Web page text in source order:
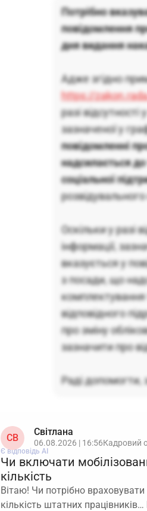
Потрібно
повідомлення
дня видання
Адже згідно
https://
разі
зазначеної у
повідомленні
надсилається
соціальної
розвідувального
Оскільки у разі
інформації,
вказується у
з посади, що
комплектування
відповідного
про зміну
зазначити про
Раді допомогти,
СВ
Світлана
06.08.2026 | 16:56Кадровий
Є відповідь АІ
Чи включати
кількість
Вітаю! Чи потрібно враховувати
кількість штатних працівників…